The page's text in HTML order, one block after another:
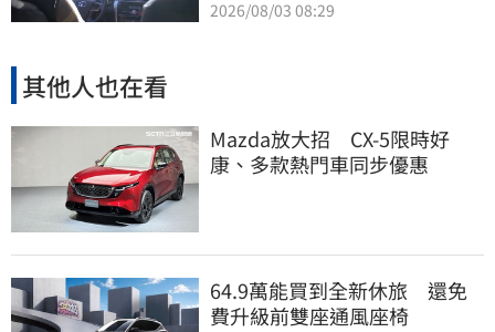
2026/08/03 08:29
其他人也在看
Mazda放大招 CX-5限時好
康、多款熱門車同步優惠
64.9萬能買到全新休旅 還免
費升級前雙座通風座椅